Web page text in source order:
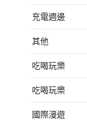
充電週邊
其他
吃喝玩樂
吃喝玩樂
國際漫遊